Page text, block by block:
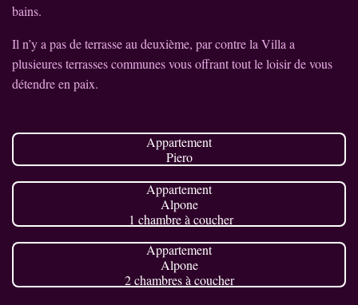
bains.
Il n’y a pas de terrasse au deuxième, par contre la Villa a
plusieures terrasses communes vous offrant tout le loisir de vous
détendre en paix.
Appartement
Piero
Appartement
Alpone
1 chambre à coucher
Appartement
Alpone
2 chambres à coucher